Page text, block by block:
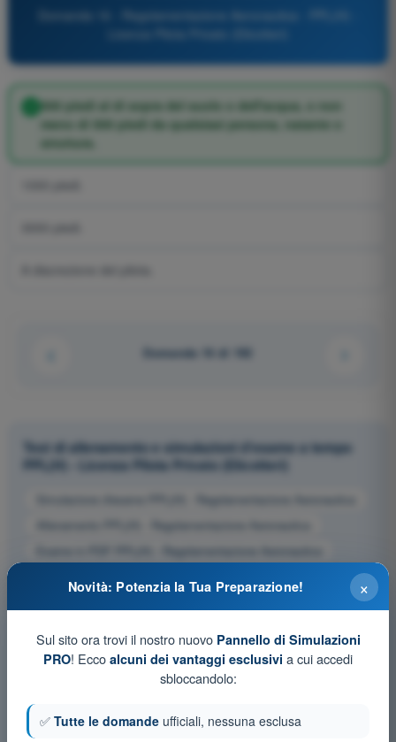
500 piedi al di sopra del suolo o dell'acqua, o non
meno di 500 piedi da qualsiasi persona, natante o
struttura.
Domanda 16 di 192
Test di allenamento e simulazioni d'esame a tempo
PPL(H) - Licenza Pilota Privato (Elicotteri)
Simulazione d'esame PPL(H) - Regolamentazione Aeronautica
Allenamento PPL(H) - Regolamentazione Aeronautica
Esame in PDF PPL(H) - Regolamentazione Aeronautica
×
Novità: Potenzia la Tua Preparazione!
Sul sito ora trovi il nostro nuovo Pannello di Simulazioni
PRO! Ecco alcuni dei vantaggi esclusivi a cui accedi
sbloccandolo:
✅ Tutte le domande ufficiali, nessuna esclusa